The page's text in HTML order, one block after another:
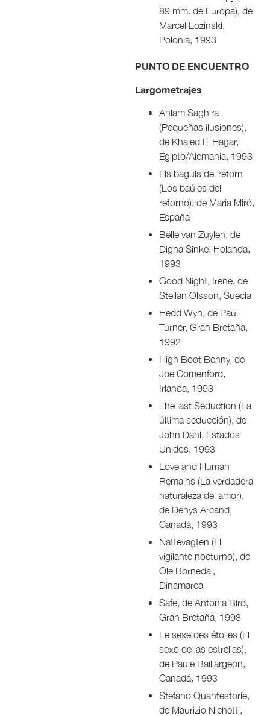
89 mm. de Europa), de
Marcel Lozínski,
Polonia, 1993
PUNTO DE ENCUENTRO
Largometrajes
Ahlam Saghira
(Pequeñas ilusiones),
de Khaled El Hagar,
Egipto/Alemania, 1993
Els baguls del retorn
(Los baúles del
retorno), de María Miró,
España
Belle van Zuylen, de
Digna Sinke, Holanda,
1993
Good Night, Irene, de
Stellan Olsson, Suecia
Hedd Wyn, de Paul
Turner, Gran Bretaña,
1992
High Boot Benny, de
Joe Comenford,
Irlanda, 1993
The last Seduction (La
última seducción), de
John Dahl, Estados
Unidos, 1993
Love and Human
Remains (La verdadera
naturaleza del amor),
de Denys Arcand,
Canadá, 1993
Nattevagten (El
vigilante nocturno), de
Ole Bornedal,
Dinamarca
Safe, de Antonia Bird,
Gran Bretaña, 1993
Le sexe des étoiles (El
sexo de las estrellas),
de Paule Baillargeon,
Canadá, 1993
Stefano Quantestorie,
de Maurizio Nichetti,